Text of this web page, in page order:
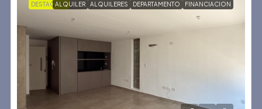
DESTACADAALQUILER ALQUILERES DEPARTAMENTO FINANCIACION